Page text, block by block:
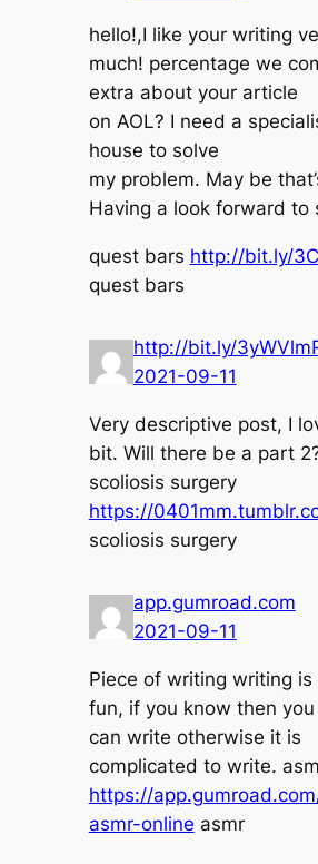
hello!,I like your writing
much! percentage we
extra about your article
on AOL? I need a
house to solve
my problem. May be
Having a look forward to
quest bars http://bit.ly/
quest bars
http://bit.ly/
2021-09-11
Very descriptive post, I
bit. Will there be a part
scoliosis surgery
https://
scoliosis surgery
app.gumroad.com
2021-09-11
Piece of writing writing is
fun, if you know then you
can write otherwise it is
complicated to write.
https://
asmr-online asmr